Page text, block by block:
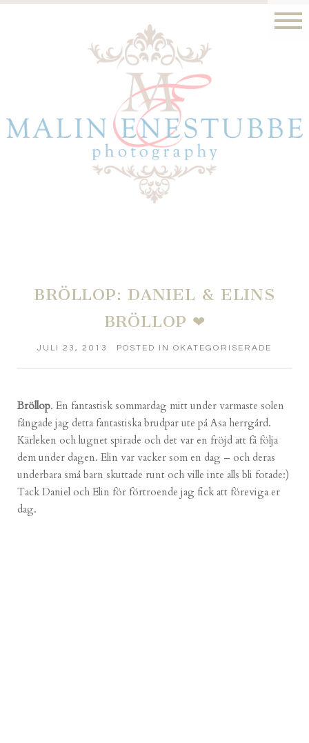
BRÖLLOP: DANIEL & ELINS
BRÖLLOP ❤
JULI 23, 2013 POSTED INOKATEGORISERADE
Bröllop. En fantastisk sommardag mitt under varmaste solen
fångade jag detta fantastiska brudpar ute på Asa herrgård.
Kärleken och lugnet spirade och det var en fröjd att få följa
dem under dagen. Elin var vacker som en dag – och deras
underbara små barn skuttade runt och ville inte alls bli fotade:)
Tack Daniel och Elin för förtroende jag fick att föreviga er
dag.